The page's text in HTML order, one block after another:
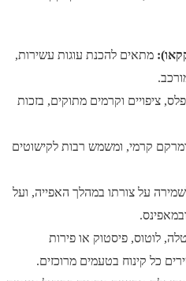
מתאים להכנת עוגות עשירות,
ציפויים וקרמים מתוקים, בזכות
קרמי, ומשמש רבות לקישוטים
על צורתו במהלך האפייה, ועל
לוטוס, פיסטוק או פירות
כל קינוח בטעמים מרוכזים.